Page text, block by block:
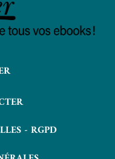
- RGPD